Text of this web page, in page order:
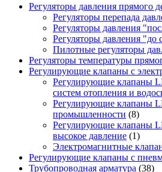
Регуляторы давления прямого
Регуляторы перепада
Регуляторы давления
Регуляторы давления "до
Пилотные регуляторы
Регуляторы температуры
Регулирующие клапаны с
Регулирующие клапаны
систем отопления и
Регулирующие клапаны
промышленности (8)
Регулирующие клапаны
высокое давление (1)
Электромагнитные
Регулирующие клапаны с
Трубопроводная арматура (38)